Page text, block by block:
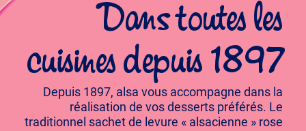
Dans toutes les
cuisines depuis 1897
Depuis 1897, alsa vous accompagne dans la
réalisation de vos desserts préférés. Le
traditionnel sachet de levure « alsacienne » rose